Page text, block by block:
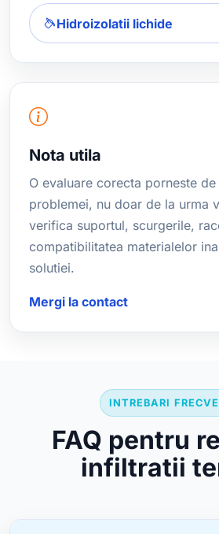
Hidroizolatii lichide
Nota utila
O evaluare corecta porneste
problemei, nu doar de la urma
verifica suportul, scurgerile,
compatibilitatea materialelor
solutiei.
Mergi la contact
INTREBARI
FAQ pentru
infiltratii